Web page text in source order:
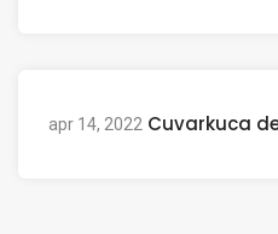
apr 14, 2022 Cuvarkuca